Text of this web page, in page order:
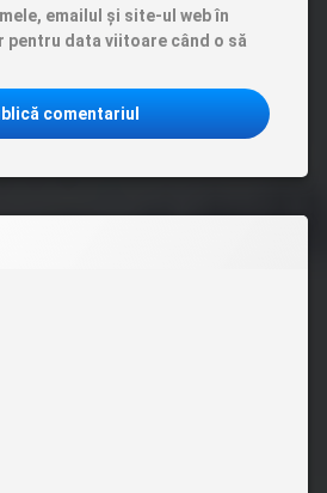
emailul și site-ul web în
pentru data viitoare când o să